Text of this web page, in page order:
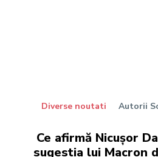
Diverse noutati Autorii
Ce afirmă Nicușor
sugestia lui Macron